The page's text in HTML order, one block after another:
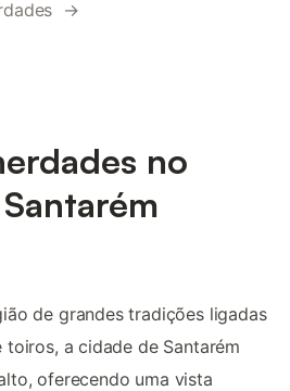
→
no
de grandes tradições ligadas
a cidade de Santarém
oferecendo uma vista